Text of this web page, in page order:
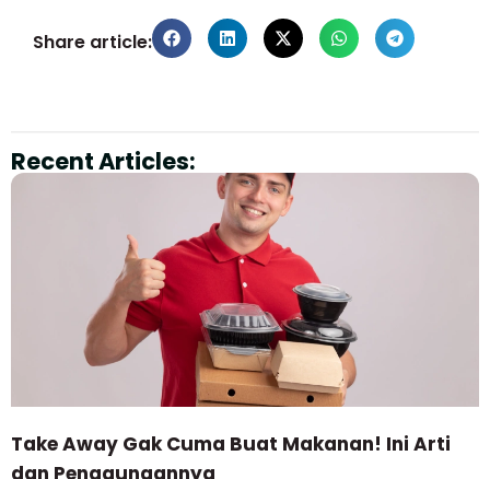
Share article:
Recent Articles:
Take Away Gak Cuma Buat Makanan! Ini Arti
dan Penggunaannya